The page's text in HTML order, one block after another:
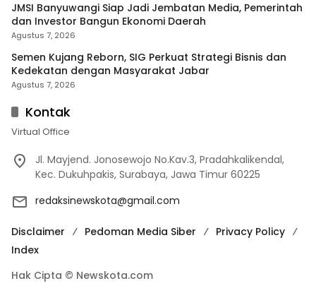
JMSI Banyuwangi Siap Jadi Jembatan Media, Pemerintah
dan Investor Bangun Ekonomi Daerah
Agustus 7, 2026
Semen Kujang Reborn, SIG Perkuat Strategi Bisnis dan
Kedekatan dengan Masyarakat Jabar
Agustus 7, 2026
Kontak
Virtual Office
Jl. Mayjend. Jonosewojo No.Kav.3, Pradahkalikendal,
Kec. Dukuhpakis, Surabaya, Jawa Timur 60225
redaksinewskota@gmail.com
Disclaimer Pedoman Media Siber
Privacy Policy
Index
Hak Cipta © Newskota.com